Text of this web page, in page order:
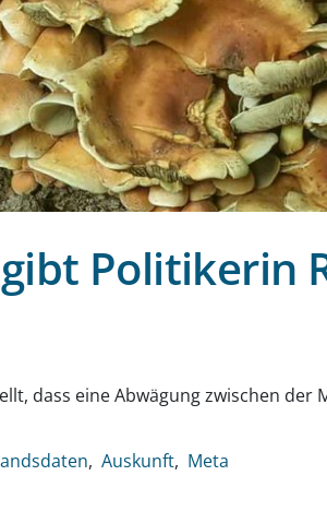
Politikerin
dass eine Abwägung zwischen
Auskunft Meta